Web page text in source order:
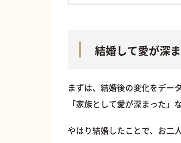
結婚して愛が深
まずは、結婚後の変化をデー
「家族として愛が深まった
やはり結婚したことで、お二